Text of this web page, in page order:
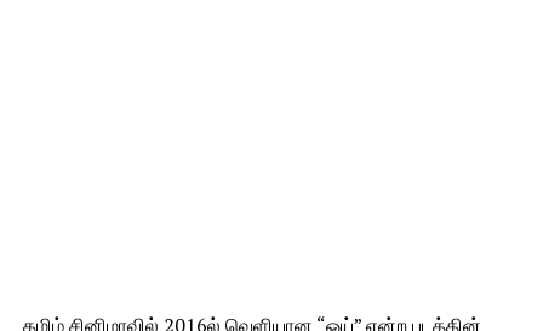
தமிழ் சினிமாவில் 2016ல் வெளியான “ஓய்” என்ற படத்தின்